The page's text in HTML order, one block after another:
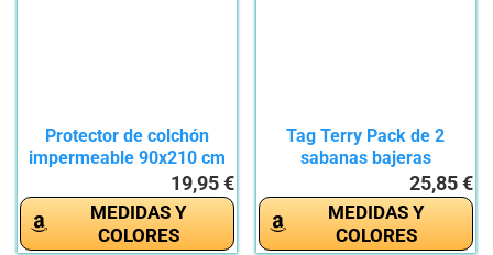
Protector de colchón
impermeable 90x210 cm
19,95 €
MEDIDAS Y
COLORES
Tag Terry Pack de 2
sabanas bajeras
Individuales |...25,85 €
MEDIDAS Y
COLORES